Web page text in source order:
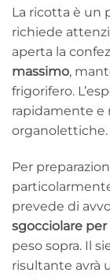
La ricotta è un
richiede
aperta la
massimo,
frigorifero.
rapidamente
organolettiche.
Per
prevede di
sgocciolare
peso sopra. Il
risultante avrà